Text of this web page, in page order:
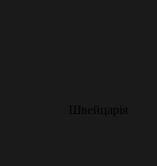
Швейцарія